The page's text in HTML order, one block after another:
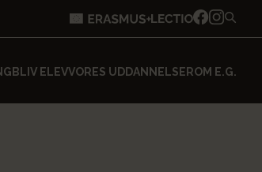
BLIV ELEVVORES UDDANNELSEROM E.G.